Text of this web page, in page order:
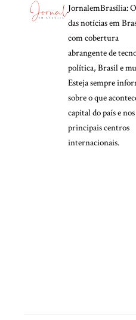
JornalemBrasília:
das notícias em
com cobertura
abrangente de
política, Brasil e
Esteja sempre
sobre o que
capital do país e nos
principais centros
internacionais.